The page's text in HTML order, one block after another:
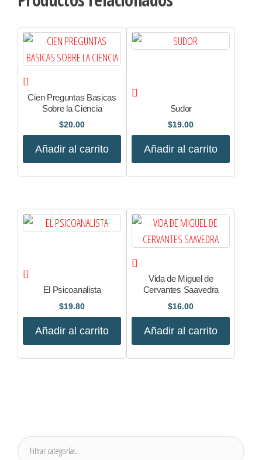
Cien Preguntas Basicas
Sobre la Ciencia
$20.00
Añadir al carrito
Sudor
$19.00
Añadir al carrito
El Psicoanalista
$19.80
Añadir al carrito
Vida de Miguel de
Cervantes Saavedra
$16.00
Añadir al carrito